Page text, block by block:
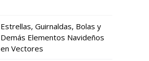
Estrellas, Guirnaldas, Bolas y
Demás Elementos Navideños
en Vectores